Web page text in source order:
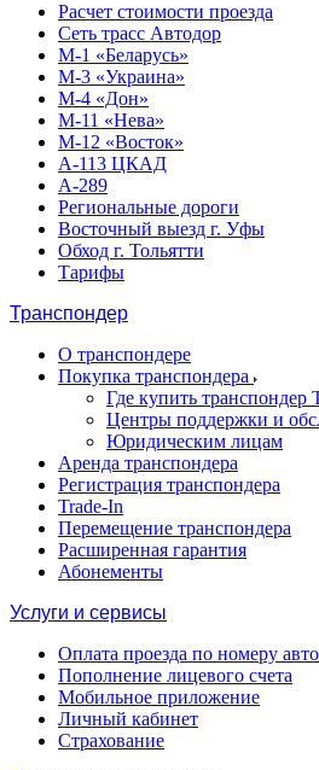
Расчет стоимости проезда
Сеть трасс Автодор
М-1 «Беларусь»
М-3 «Украина»
М-4 «Дон»
М-11 «Нева»
М-12 «Восток»
А-113 ЦКАД
А-289
Региональные дороги
Восточный выезд г. Уфы
Обход г. Тольятти
Тарифы
Транспондер
О транспондере
Покупка транспондера
Где купить транспондер
Центры поддержки и
Юридическим лицам
Аренда транспондера
Регистрация транспондера
Trade-In
Перемещение транспондера
Расширенная гарантия
Абонементы
Услуги и сервисы
Оплата проезда по номеру
Пополнение лицевого счета
Мобильное приложение
Личный кабинет
Страхование